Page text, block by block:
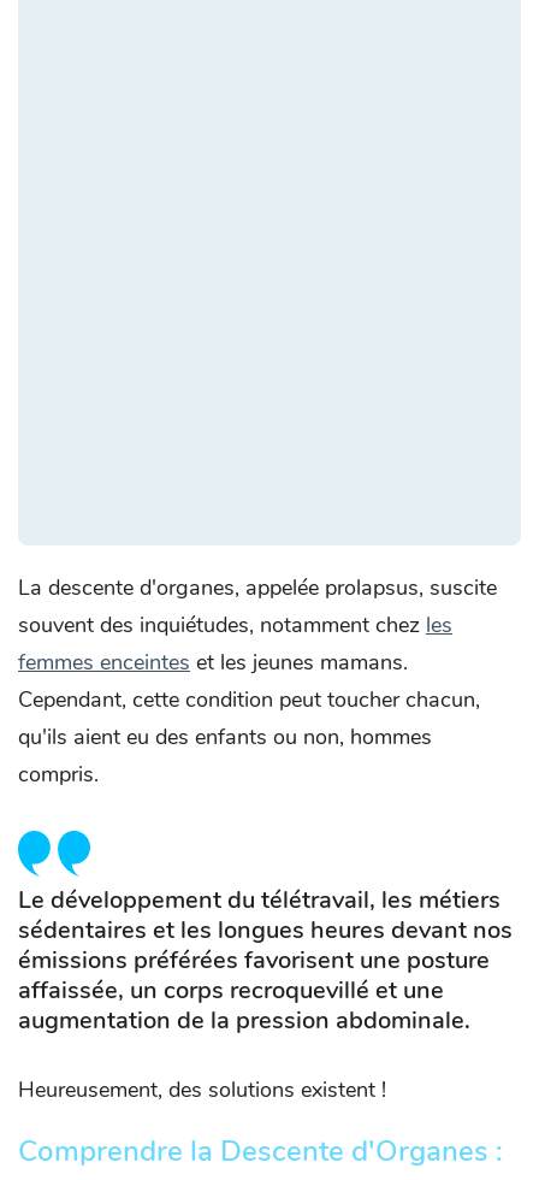
La descente d'organes, appelée prolapsus, suscite
souvent des inquiétudes, notamment chez les
femmes enceintes et les jeunes mamans.
Cependant, cette condition peut toucher chacun,
qu'ils aient eu des enfants ou non, hommes
compris.
Le développement du télétravail, les métiers
sédentaires et les longues heures devant nos
émissions préférées favorisent une posture
affaissée, un corps recroquevillé et une
augmentation de la pression abdominale.
Heureusement, des solutions existent !
Comprendre la Descente d'Organes :